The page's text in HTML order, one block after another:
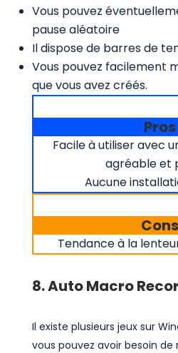
Vous pouvez
pause aléatoire
Il dispose de barres de
Vous pouvez facilement
que vous avez créés.
Pros
Facile à utiliser avec
agréable et
Aucune
Cons
Tendance à la
8. Auto Macro
Il existe plusieurs jeux sur
vous pouvez avoir besoin